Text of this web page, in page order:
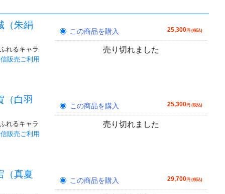
（朱絹
れるキャラ
販売ご利用
この商品を購入 25,300円 (税込)
売り切れました
（白羽
れるキャラ
販売ご利用
この商品を購入 25,300円 (税込)
売り切れました
（真夏
この商品を購入 29,700円 (税込)